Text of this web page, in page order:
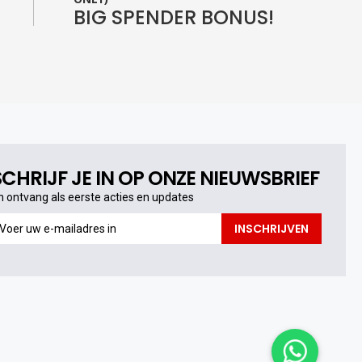
BIG SPENDER BONUS!
JE IN OP ONZE NIEUWSBRIEF
ontvang als eerste acties en updates
INSCHRIJVEN